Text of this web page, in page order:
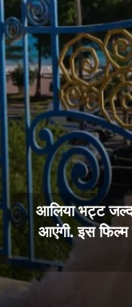
आलिया भट्ट जल्द
आएंगी. इस फिल्म